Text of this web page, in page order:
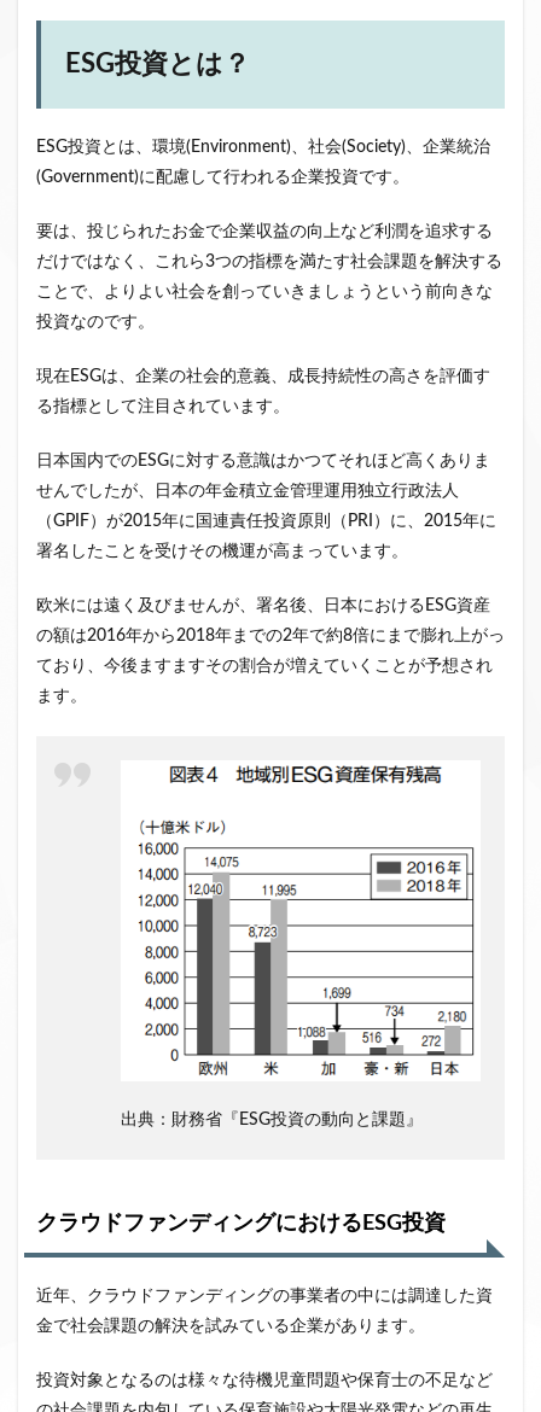
ESG投資とは？
ESG投資とは、環境(Environment)、社会(Society)、企業統治
(Government)に配慮して行われる企業投資です。
要は、投じられたお金で企業収益の向上など利潤を追求する
だけではなく、これら3つの指標を満たす社会課題を解決する
ことで、よりよい社会を創っていきましょうという前向きな
投資なのです。
現在ESGは、企業の社会的意義、成長持続性の高さを評価す
る指標として注目されています。
日本国内でのESGに対する意識はかつてそれほど高くありま
せんでしたが、日本の年金積立金管理運用独立行政法人
（GPIF）が2015年に国連責任投資原則（PRI）に、2015年に
署名したことを受けその機運が高まっています。
欧米には遠く及びませんが、署名後、日本におけるESG資産
の額は2016年から2018年までの2年で約8倍にまで膨れ上がっ
ており、今後ますますその割合が増えていくことが予想され
ます。
出典：財務省『ESG投資の動向と課題』
クラウドファンディングにおけるESG投資
近年、クラウドファンディングの事業者の中には調達した資
金で社会課題の解決を試みている企業があります。
投資対象となるのは様々な待機児童問題や保育士の不足など